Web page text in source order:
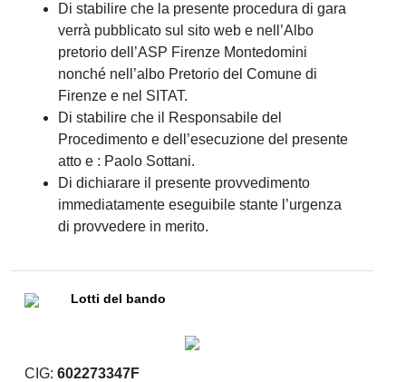
Di stabilire che la presente procedura di gara
verrà pubblicato sul sito web e nell’Albo
pretorio dell’ASP Firenze Montedomini
nonché nell’albo Pretorio del Comune di
Firenze e nel SITAT.
Di stabilire che il Responsabile del
Procedimento e dell’esecuzione del presente
atto e : Paolo Sottani.
Di dichiarare il presente provvedimento
immediatamente eseguibile stante l’urgenza
di provvedere in merito.
Lotti del bando
CIG: 602273347F